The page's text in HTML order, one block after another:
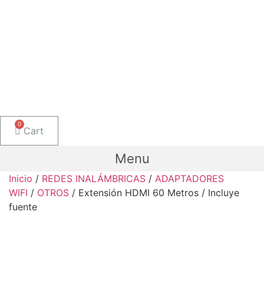
Cart
Menu
Inicio / REDES INALÁMBRICAS / ADAPTADORES
WIFI / OTROS / Extensión HDMI 60 Metros / Incluye
fuente